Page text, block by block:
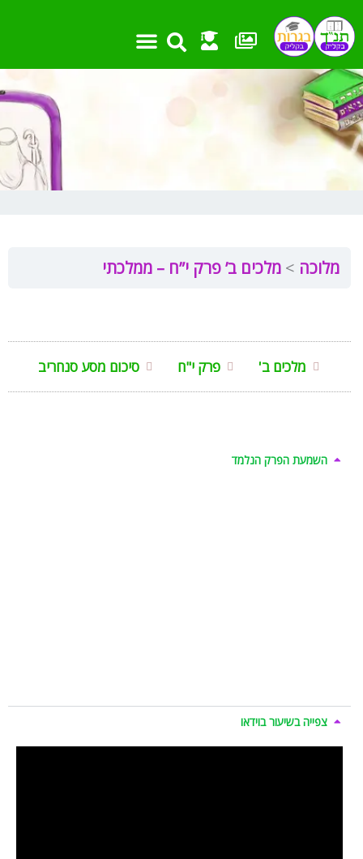
לתוכן
מלוכה מלכים ב’ פרק י”ח – ממלכתי
מלכים ב' פרק י"ח סיכום מסע סנחריב
השמעת הפרק הנלמד
צפייה בשיעור בוידאו